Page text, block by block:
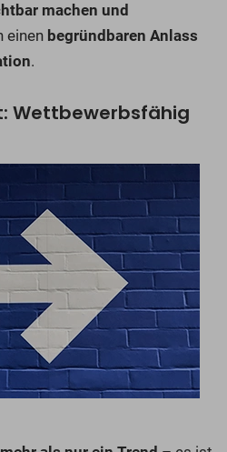
machen und
einen begründbaren Anlass
.
Wettbewerbsfähig